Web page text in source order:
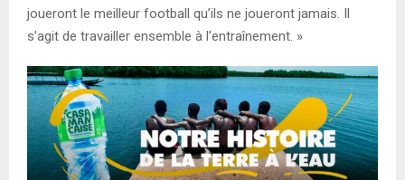
joueront le meilleur football qu’ils ne joueront jamais. Il
s’agit de travailler ensemble à l’entraînement. »